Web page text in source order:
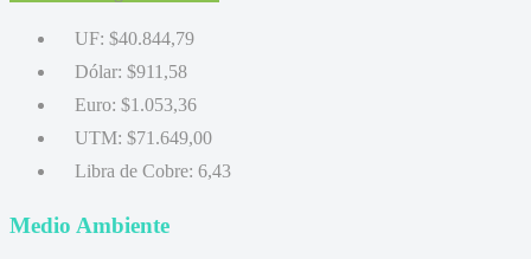
UF: $40.844,79
Dólar: $911,58
Euro: $1.053,36
UTM: $71.649,00
Libra de Cobre: 6,43
Medio Ambiente